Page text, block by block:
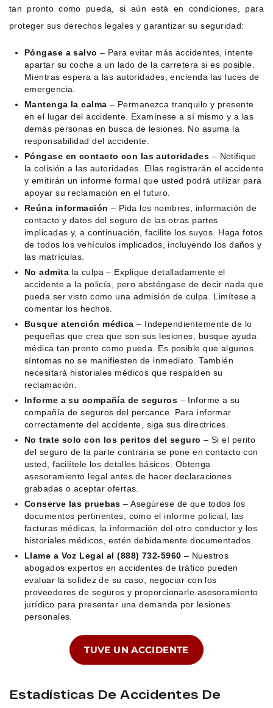
tan pronto como pueda, si aún está en condiciones, para
proteger sus derechos legales y garantizar su seguridad:
Póngase a salvo– Para evitar más accidentes, intente
apartar su coche a un lado de la carretera si es posible.
Mientras espera a las autoridades, encienda las luces de
emergencia.
Mantenga la calma – Permanezca tranquilo y presente
en el lugar del accidente. Examínese a sí mismo y a las
demás personas en busca de lesiones. No asuma la
responsabilidad del accidente.
Póngase en contacto con las autoridades – Notifique
la colisión a las autoridades. Ellas registrarán el accidente
y emitirán un informe formal que usted podrá utilizar para
apoyar su reclamación en el futuro.
Reúna información – Pida los nombres, información de
contacto y datos del seguro de las otras partes
implicadas y, a continuación, facilite los suyos. Haga fotos
de todos los vehículos implicados, incluyendo los daños y
las matrículas.
No admita la culpa – Explique detalladamente el
accidente a la policía, pero absténgase de decir nada que
pueda ser visto como una admisión de culpa. Limítese a
comentar los hechos.
Busque atención médica – Independientemente de lo
pequeñas que crea que son sus lesiones, busque ayuda
médica tan pronto como pueda. Es posible que algunos
síntomas no se manifiesten de inmediato. También
necesitará historiales médicos que respalden su
reclamación.
Informe a su compañía de seguros – Informe a su
compañía de seguros del percance. Para informar
correctamente del accidente, siga sus directrices.
No trate solo con los peritos del seguro – Si el perito
del seguro de la parte contraria se pone en contacto con
usted, facilítele los detalles básicos. Obtenga
asesoramiento legal antes de hacer declaraciones
grabadas o aceptar ofertas.
Conserve las pruebas– Asegúrese de que todos los
documentos pertinentes, como el informe policial, las
facturas médicas, la información del otro conductor y los
historiales médicos, estén debidamente documentados.
Llame a Voz Legal al (888) 732-5960 – Nuestros
abogados expertos en accidentes de tráfico pueden
evaluar la solidez de su caso, negociar con los
proveedores de seguros y proporcionarle asesoramiento
jurídico para presentar una demanda por lesiones
personales.
TUVE UN ACCIDENTE
Estadísticas De Accidentes De